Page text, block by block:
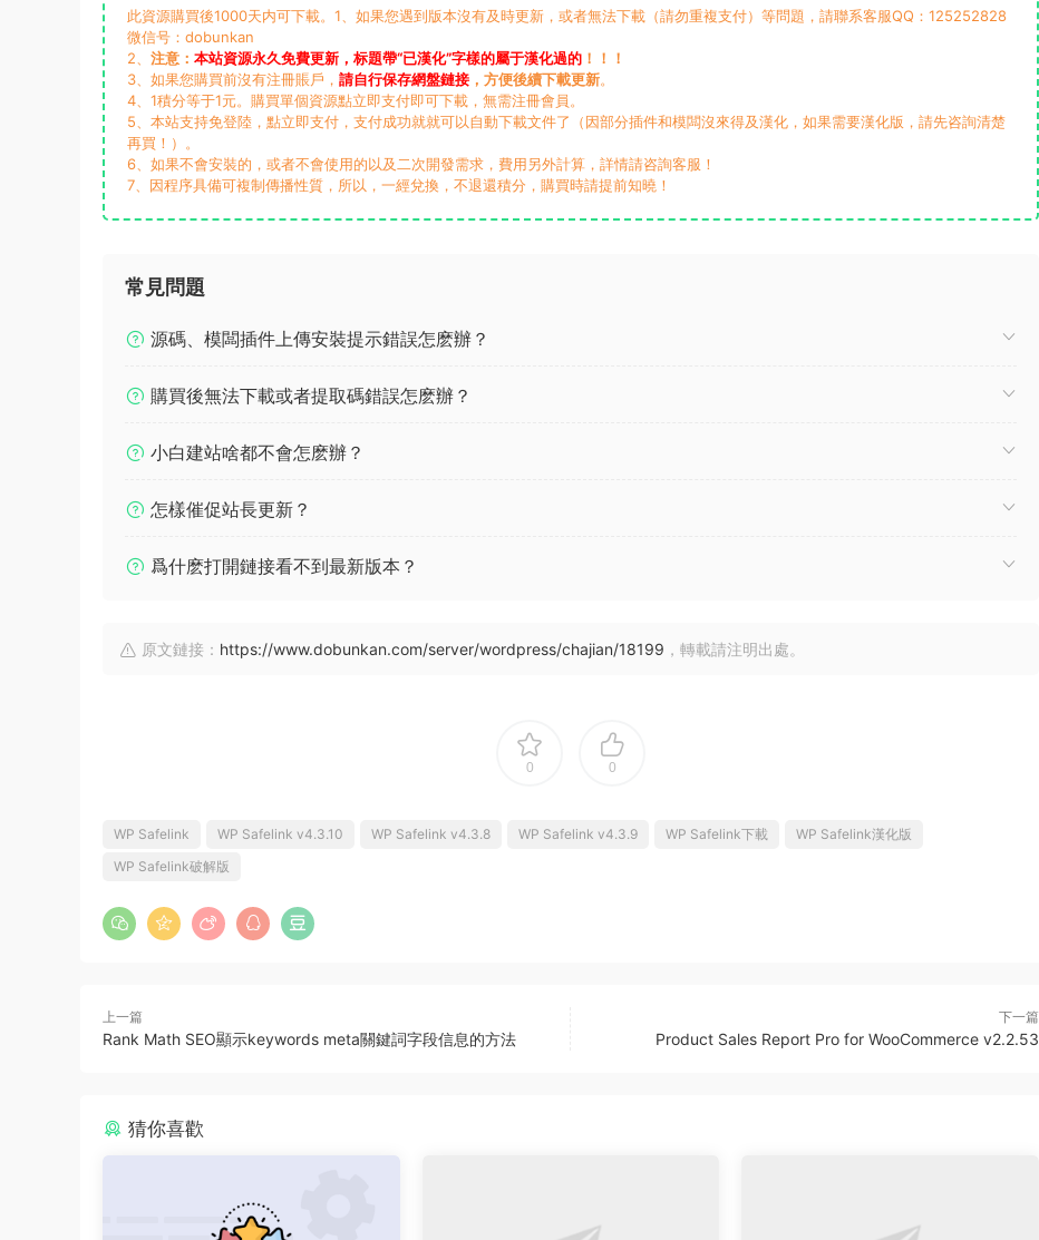
此資源購買後1000天内可下載。1、如果您遇到版本沒有及時更新，或者無法下載（請勿重複支付）等問題，請聯系客服QQ：125252828
微信号：dobunkan
2、 注意： 本站資源永久免費更新，标題帶“已漢化”字樣的屬于漢化過的 ！！！
3、如果您購買前沒有注冊賬戶， 請自行保存網盤鏈接 ，方便後續下載更新。
4、1積分等于1元。購買單個資源點立即支付即可下載，無需注冊會員。
5、本站支持免登陸，點立即支付，支付成功就就可以自動下載文件了（因部分插件和模闆沒來得及漢化，如果需要漢化版，請先咨詢清楚
再買！）。
6、如果不會安裝的，或者不會使用的以及二次開發需求，費用另外計算，詳情請咨詢客服！
7、因程序具備可複制傳播性質，所以，一經兌換，不退還積分，購買時請提前知曉！
常見問題
源碼、模闆插件上傳安裝提示錯誤怎麽辦？
購買後無法下載或者提取碼錯誤怎麽辦？
小白建站啥都不會怎麽辦？
怎樣催促站長更新？
爲什麽打開鏈接看不到最新版本？
原文鏈接： https://www.dobunkan.com/server/wordpress/chajian/18199 ，轉載請注明出處。
0 0
WP Safelink WP Safelink v4.3.10 WP Safelink v4.3.8 WP Safelink v4.3.9 WP Safelink下載
WP Safelink漢化版
WP Safelink破解版
上一篇
Rank Math SEO顯示keywords meta關鍵詞字段信息的方法
下一篇
Product Sales Report Pro for WooCommerce v2.2.53
猜你喜歡